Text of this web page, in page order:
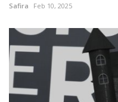
Safira Feb 10, 2025